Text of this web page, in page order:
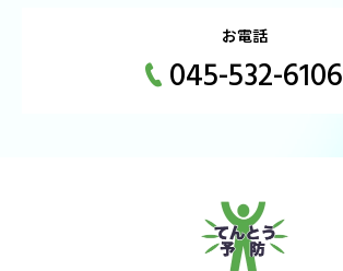
お電話
045-532-6106